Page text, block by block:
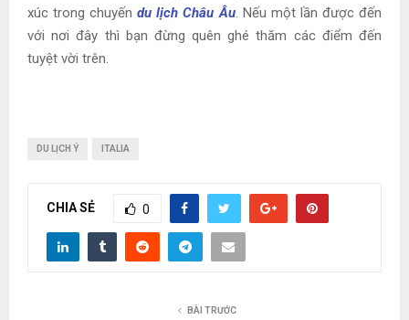
xúc trong chuyếndu lịch Châu Âu. Nếu một lần được đến
với nơi đây thì bạn đừng quên ghé thăm các điểm đến
tuyệt vời trên.
DU LỊCH Ý ITALIA
CHIA SẺ 0
BÀI TRƯỚC